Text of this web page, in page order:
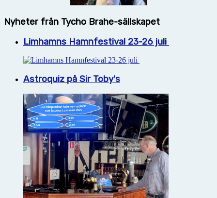
Nyheter från Tycho Brahe-sällskapet
Limhamns Hamnfestival 23-26 juli
Astroquiz på Sir Toby's